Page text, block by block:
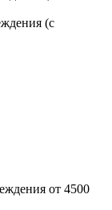
(с
от 4500